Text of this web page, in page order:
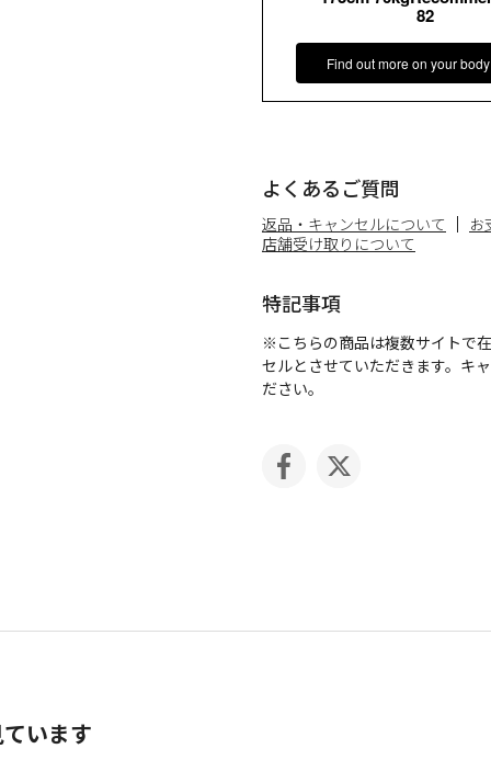
よくあるご質問
返品・キャンセルについて
お
店舗受け取りについて
特記事項
※こちらの商品は複数サイトで
セルとさせていただきます。キ
ださい。
82
Find out more on your
います